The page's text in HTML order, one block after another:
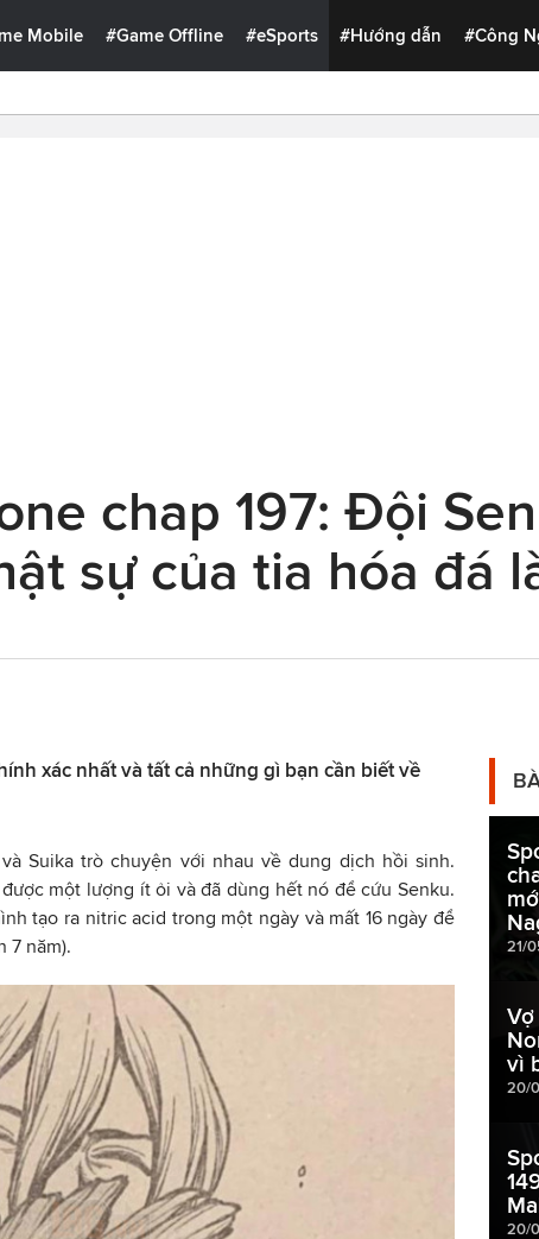
Mobile #Game Offline #eSports #Hướng dẫn #Công
chap 197: Đội
sự của tia hóa đá
xác nhất và tất cả những gì bạn cần biết về
Suika trò chuyện với nhau về dung dịch hồi sinh.
một lượng ít ỏi và đã dùng hết nó để cứu Senku.
tạo ra nitric acid trong một ngày và mất 16 ngày để
7 năm).
21/
vì
20/
20/